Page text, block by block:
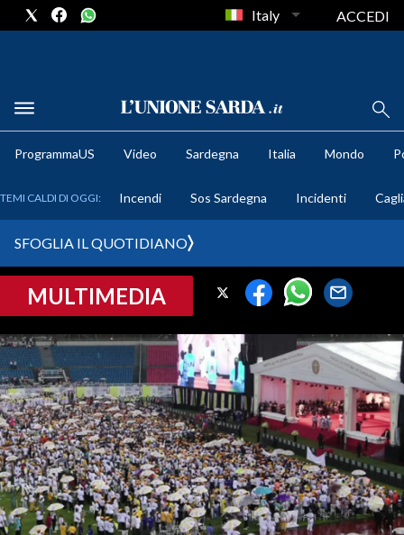
METEO
CRONACA SARDEGNA
PROVINCIA DI CAGLIARI
SULCIS IGLESIENTE
MEDIO CAMPIDANO
ORISTANO E PROVINCIA
SASSARI E PROVINCIA
GALLURA
NUORO E PROVINCIA
Italy ACCEDI
ProgrammaUS Video Sardegna Italia Mondo
TEMI CALDI DI OGGI: Incendi Sos Sardegna Incidenti
SFOGLIA IL QUOTIDIANO
MULTIMEDIA